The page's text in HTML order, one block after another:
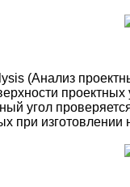
(Анализ
угол
при